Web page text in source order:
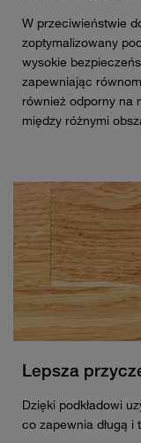
W przeciwieństwie
zoptymalizowany
wysokie
zapewniając
również odporny na
między różnymi
Lepsza
Dzięki podkładowi
co zapewnia długą i